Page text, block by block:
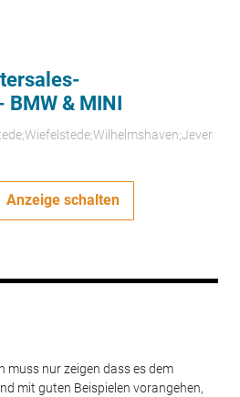
& MINI
Anzeige schalten
muss nur zeigen dass es dem
mit guten Beispielen vorangehen,